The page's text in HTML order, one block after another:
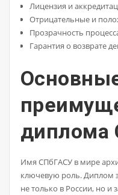
Лицензия и
Отрицательные и
Прозрачность
Гарантия о возврате
диплома
Имя СПбГАСУ в мире
ключевую роль. Диплом
не только в России, но